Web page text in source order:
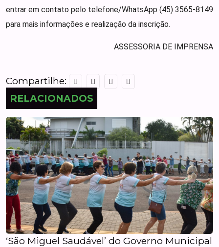
entrar em contato pelo telefone/WhatsApp (45) 3565-8149
para mais informações e realização da inscrição.
ASSESSORIA DE IMPRENSA
Compartilhe:
RELACIONADOS
‘São Miguel Saudável’ do Governo